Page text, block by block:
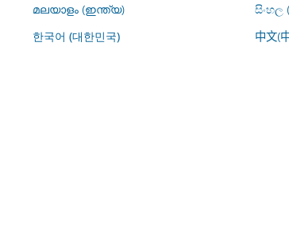
മലയാളം (ഇന്ത്യ) සිංහල
한국어 (대한민국) 中文(